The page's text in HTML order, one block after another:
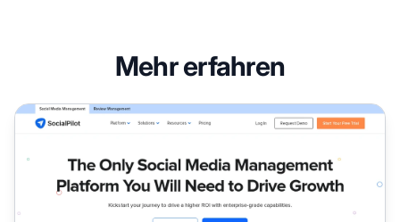
Mehr erfahren
SocialPilot Affiliate-Programm